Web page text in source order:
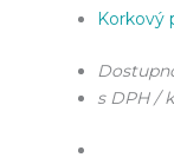
Korkový
s DPH /